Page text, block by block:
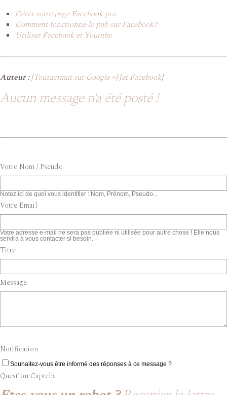
Gérer votre page Facebook pro
Comment fonctionne la pub sur Facebook?
Utiliser Facebook et Youtube
Auteur :[Touzazimut sur Google +] [et Facebook]
Aucun message n'a été posté !
Votre Nom / Pseudo
Notez ici de quoi vous identifier : Nom, Prénom, Pseudo...
Votre Email
Votre adresse e-mail ne sera pas publiée ni utilisée pour autre chose ! Elle nous
servira à vous contacter si besoin.
Titre
Message
Notification
Souhaitez-vous être informé des réponses à ce message ?
Question Captcha